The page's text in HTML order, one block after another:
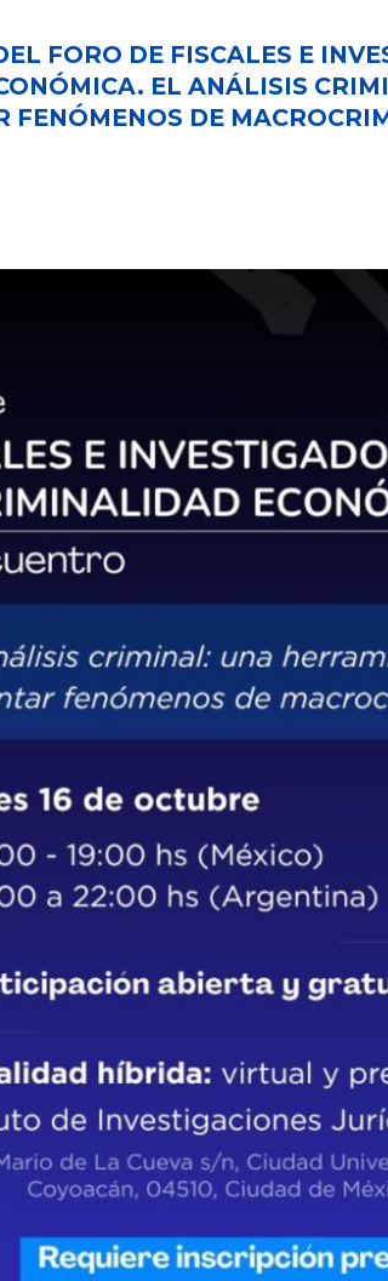
FORO DE FISCALES E
EL ANÁLISIS
FENÓMENOS DE